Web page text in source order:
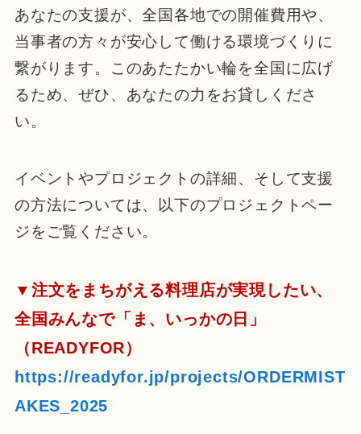
あなたの支援が、全国各地での開催費用や、
当事者の方々が安心して働ける環境づくりに
繋がります。このあたたかい輪を全国に広げ
るため、ぜひ、あなたの力をお貸しくださ
い。
イベントやプロジェクトの詳細、そして支援
の方法については、以下のプロジェクトペー
ジをご覧ください。
▼注文をまちがえる料理店が実現したい、
全国みんなで「ま、いっかの日」
（READYFOR）
https://readyfor.jp/projects/ORDERMIST
AKES_2025